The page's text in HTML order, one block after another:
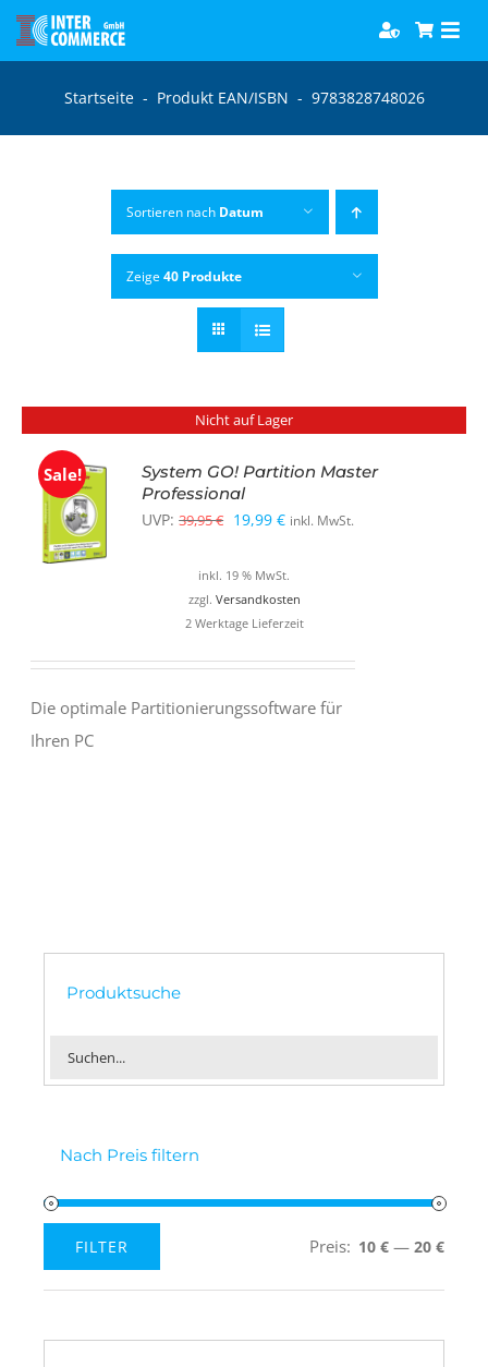
Zum
Inhalt
Software
Hörbücher
Startseite- Produkt EAN/ISBN - 9783828748026
Sortieren nach Datum
Zeige 40 Produkte
Nicht auf Lager
Sale!
System GO! Partition Master
Professional
UVP: 39,95€ Ursprünglicher
war:
39,95 €
19,99€Aktueller
ist:
19,99 €.
inkl. MwSt.
inkl. 19 % MwSt.
zzgl. Versandkosten
2 Werktage Lieferzeit
Die optimale Partitionierungssoftware für
Ihren PC
Produktsuche
Nach Preis filtern
Preis
Preis
FILTER Preis: 10 € — 20 €